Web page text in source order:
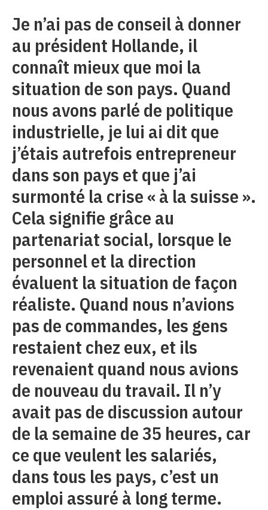
Je n’ai pas de conseil à donner
au président Hollande, il
connaît mieux que moi la
situation de son pays. Quand
nous avons parlé de politique
industrielle, je lui ai dit que
j’étais autrefois entrepreneur
dans son pays et que j’ai
surmonté la crise « à la suisse ».
Cela signifie grâce au
partenariat social, lorsque le
personnel et la direction
évaluent la situation de façon
réaliste. Quand nous n’avions
pas de commandes, les gens
restaient chez eux, et ils
revenaient quand nous avions
de nouveau du travail. Il n’y
avait pas de discussion autour
de la semaine de 35 heures, car
ce que veulent les salariés,
dans tous les pays, c’est un
emploi assuré à long terme.